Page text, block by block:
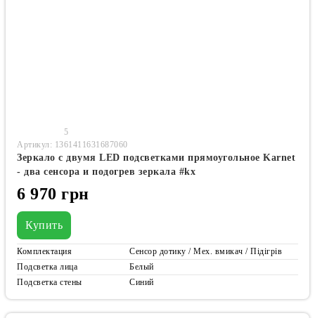
5
Артикул: 1361411631687060
Зеркало с двумя LED подсветками прямоугольное Karnet
- два сенсора и подогрев зеркала #kx
6 970 грн
Купить
Комплектация
Сенсор дотику / Мех. вмикач / Підігрів
Подсветка лица
Белый
Подсветка стены
Синий